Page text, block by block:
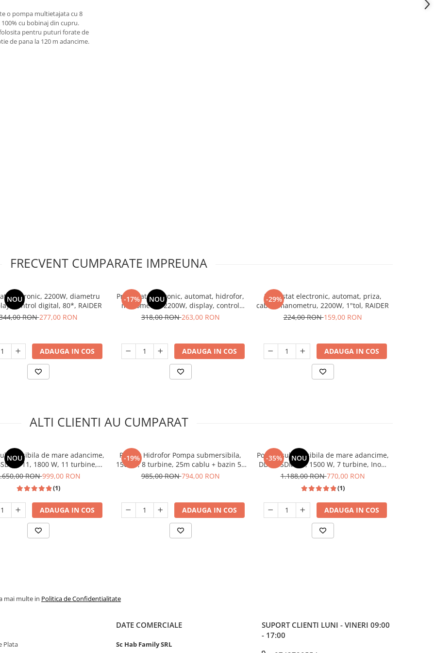
o pompa multietajata cu 8
cu bobinaj din cupru.
pentru puturi forate de
de pana la 120 m adancime.
FRECVENT CUMPARATE IMPREUNA
NOU
electronic, 2200W, diametru
control digital, 80*, RAIDER
RON277,00 RON
ADAUGA IN COS
-17% NOU
Presostat electronic, automat, hidrofor,
manometru, 2200W, display, control
digital, 10 bar, 1/4"tol, RAIDER
318,00 RON263,00 RON
ADAUGA IN COS
-29%
Presostat electronic, automat, priza,
cablu, manometru, 2200W, 1"tol, RAIDER
224,00 RON159,00 RON
ADAUGA IN COS
ALTI CLIENTI AU CUMPARAT
NOU
de mare adancime,
11, 1800 W, 11 turbine,
150m, bobinaj cupru
RON999,00 RON
(1)
ADAUGA IN COS
-19%
Pachet Hidrofor Pompa submersibila,
1500W, 8 turbine, 25m cablu + bazin 50
L, 10 bar, accesorii, DDT Profesional
985,00 RON794,00 RON
ADAUGA IN COS
-35% NOU
Pompa submersibila de mare adancime,
DDT, 4SDM3-7, 1500 W, 7 turbine, Inox,
120m, bobinaj cupru
1.188,00 RON770,00 RON
(1)
ADAUGA IN COS
mai multe in Politica de Confidentialitate
Plata
DATE COMERCIALE
Sc Hab Family SRL
SUPORT CLIENTI LUNI - VINERI 09:00
- 17:00